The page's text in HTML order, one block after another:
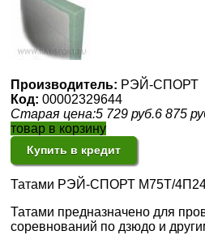
Производитель: РЭЙ-СПОРТ
Код: 00002329644
Старая цена:5 729 руб.6 875
товар в корзину
Купить в кредит
Татами РЭЙ-СПОРТ М75Т/
Татами предназначено для
соревнований по дзюдо и